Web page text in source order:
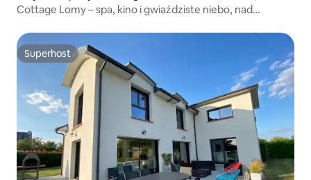
Cottage Lomy – spa, kino i gwiaździste niebo, nad
Superhost
Superhost